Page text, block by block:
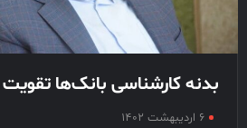
بدنه کارشناسی بانک‌ها
۶ اردیبهشت ۱۴۰۲